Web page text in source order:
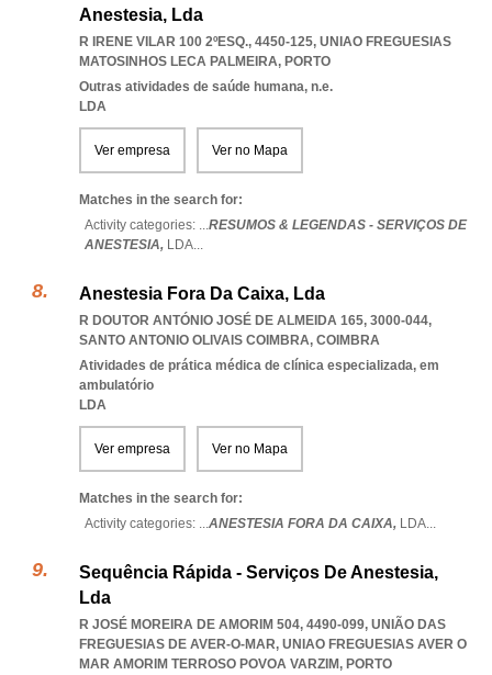
Anestesia, Lda
R IRENE VILAR 100 2ºESQ., 4450-125, UNIAO FREGUESIAS
MATOSINHOS LECA PALMEIRA, PORTO
Outras atividades de saúde humana, n.e.
LDA
Ver empresa Ver no Mapa
Matches in the search for:
Activity categories: ...RESUMOS & LEGENDAS - SERVIÇOS DE
ANESTESIA, LDA...
Anestesia Fora Da Caixa, Lda
R DOUTOR ANTÓNIO JOSÉ DE ALMEIDA 165, 3000-044,
SANTO ANTONIO OLIVAIS COIMBRA, COIMBRA
Atividades de prática médica de clínica especializada, em
ambulatório
LDA
Ver empresa Ver no Mapa
Matches in the search for:
Activity categories: ...ANESTESIA FORA DA CAIXA, LDA...
Sequência Rápida - Serviços De Anestesia,
Lda
R JOSÉ MOREIRA DE AMORIM 504, 4490-099, UNIÃO DAS
FREGUESIAS DE AVER-O-MAR, UNIAO FREGUESIAS AVER O
MAR AMORIM TERROSO POVOA VARZIM, PORTO